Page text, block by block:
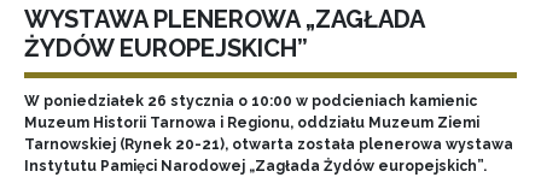
WYSTAWA PLENEROWA „ZAGŁADA
ŻYDÓW EUROPEJSKICH”
W poniedziałek 26 stycznia o 10:00 w podcieniach kamienic
Muzeum Historii Tarnowa i Regionu, oddziału Muzeum Ziemi
Tarnowskiej (Rynek 20-21), otwarta została plenerowa wystawa
Instytutu Pamięci Narodowej „Zagłada Żydów europejskich”.